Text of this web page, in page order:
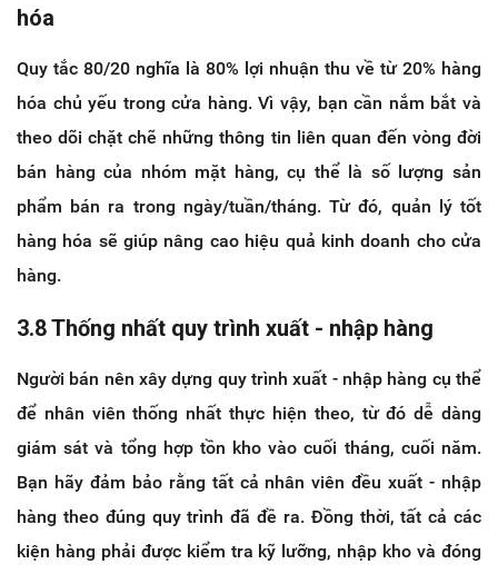
hóa
Quy tắc 80/20 nghĩa là 80% lợi nhuận thu về từ 20% hàng
hóa chủ yếu trong cửa hàng. Vì vậy, bạn cần nắm bắt và
theo dõi chặt chẽ những thông tin liên quan đến vòng đời
bán hàng của nhóm mặt hàng, cụ thể là số lượng sản
phẩm bán ra trong ngày/tuần/tháng. Từ đó, quản lý tốt
hàng hóa sẽ giúp nâng cao hiệu quả kinh doanh cho cửa
hàng.
3.8 Thống nhất quy trình xuất - nhập hàng
Người bán nên xây dựng quy trình xuất - nhập hàng cụ thể
để nhân viên thống nhất thực hiện theo, từ đó dễ dàng
giám sát và tổng hợp tồn kho vào cuối tháng, cuối năm.
Bạn hãy đảm bảo rằng tất cả nhân viên đều xuất - nhập
hàng theo đúng quy trình đã đề ra. Đồng thời, tất cả các
kiện hàng phải được kiểm tra kỹ lưỡng, nhập kho và đóng